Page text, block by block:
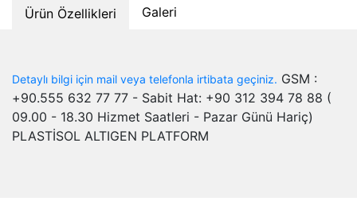
Ürün Özellikleri Galeri
Detaylı bilgi için mail veya telefonla irtibata geçiniz. GSM :
+90.555 632 77 77 - Sabit Hat: +90 312 394 78 88 (
09.00 - 18.30 Hizmet Saatleri - Pazar Günü Hariç)
PLASTİSOL ALTIGEN PLATFORM